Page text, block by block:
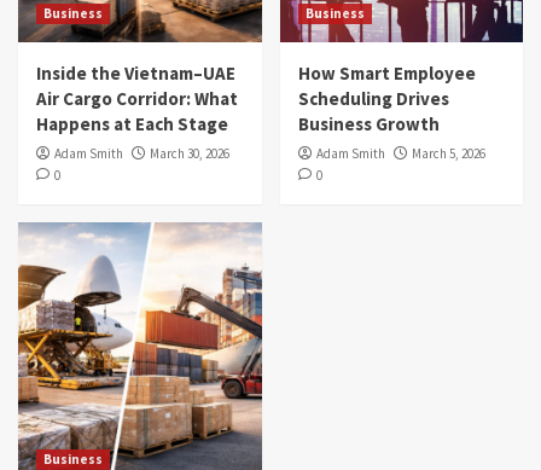
Business
Inside the Vietnam–UAE
Air Cargo Corridor: What
Happens at Each Stage
Adam Smith
March 30, 2026
0
Business
How Smart Employee
Scheduling Drives
Business Growth
Adam Smith
March 5, 2026
0
Business